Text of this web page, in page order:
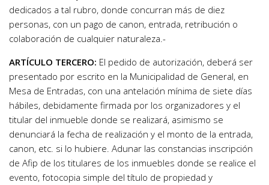
dedicados a tal rubro, donde concurran más de diez
personas, con un pago de canon, entrada, retribución o
colaboración de cualquier naturaleza.-
ARTÍCULO TERCERO: El pedido de autorización, deberá ser
presentado por escrito en la Municipalidad de General, en
Mesa de Entradas, con una antelación mínima de siete días
hábiles, debidamente firmada por los organizadores y el
titular del inmueble donde se realizará, asimismo se
denunciará la fecha de realización y el monto de la entrada,
canon, etc. si lo hubiere. Adunar las constancias inscripción
de Afip de los titulares de los inmuebles donde se realice el
evento, fotocopia simple del título de propiedad y